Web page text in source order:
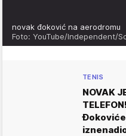
novak đoković na aerodromu
Foto: YouTube/Independent/
TENIS
NOVAK